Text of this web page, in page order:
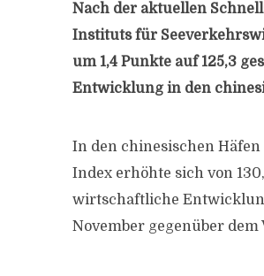
Nach der aktuellen
Instituts für
um 1,4 Punkte auf 125,3
Entwicklung in den
In den chinesischen
Index erhöhte sich von
wirtschaftliche
November gegenüber dem